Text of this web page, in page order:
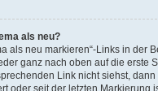
als neu?
als neu markieren“-Links in der
ganz nach oben auf die erste
Link nicht siehst, dann
oder seit der letzten Markierung